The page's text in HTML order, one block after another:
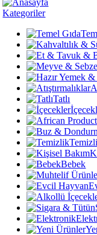
Kategoriler
Tatlı
Bebek